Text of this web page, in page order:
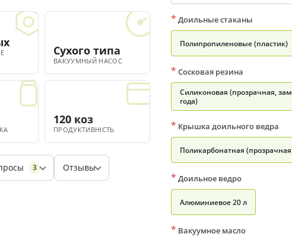
* Доильные стаканы
Полипропиленовые (пластик)
* Сосковая резина
Силиконовая (прозрачная,
года)
* Крышка доильного ведра
Поликарбонатная
* Доильное ведро
Алюминиевое 20 л
* Вакуумное масло
ВАКУУМНЫЙ НАСОС
Сухого типа
ПРОДУКТИВНІСТЬ
120 коз
3 Отзывы